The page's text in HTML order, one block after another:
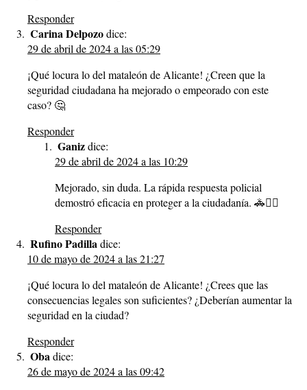
Responder
Carina Delpozodice:
29 de abril de 2024 a las 05:29
¡Qué locura lo del mataleón de Alicante! ¿Creen que la
seguridad ciudadana ha mejorado o empeorado con este
caso? 🤔
Responder
Ganizdice:
29 de abril de 2024 a las 10:29
Mejorado, sin duda. La rápida respuesta policial
demostró eficacia en proteger a la ciudadanía. 🚓👮‍♂️
Responder
Rufino Padilladice:
10 de mayo de 2024 a las 21:27
¡Qué locura lo del mataleón de Alicante! ¿Crees que las
consecuencias legales son suficientes? ¿Deberían aumentar la
seguridad en la ciudad?
Responder
Obadice:
26 de mayo de 2024 a las 09:42